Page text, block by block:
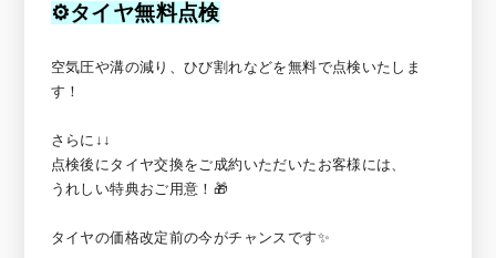
⚙タイヤ無料点検
空気圧や溝の減り、ひび割れなどを無料で点検いたしま
す！
さらに↓↓
点検後にタイヤ交換をご成約いただいたお客様には、
うれしい特典おご用意！🎁
タイヤの価格改定前の今がチャンスです✨